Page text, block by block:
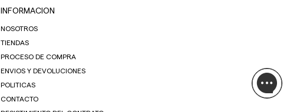
INFORMACION
NOSOTROS
TIENDAS
PROCESO DE COMPRA
ENVIOS Y DEVOLUCIONES
POLITICAS
CONTACTO